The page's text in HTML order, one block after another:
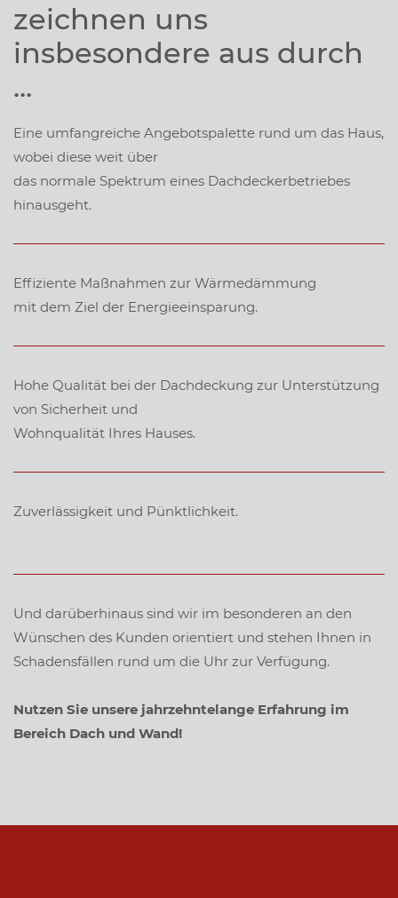
zeichnen uns
insbesondere aus durch
...
Eine umfangreiche Angebotspalette rund um das Haus,
wobei diese weit über
das normale Spektrum eines Dachdeckerbetriebes
hinausgeht.
Effiziente Maßnahmen zur Wärmedämmung
mit dem Ziel der Energieeinsparung.
Hohe Qualität bei der Dachdeckung zur Unterstützung
von Sicherheit und
Wohnqualität Ihres Hauses.
Zuverlässigkeit und Pünktlichkeit.
Und darüberhinaus sind wir im besonderen an den
Wünschen des Kunden orientiert und stehen Ihnen in
Schadensfällen rund um die Uhr zur Verfügung.
Nutzen Sie unsere jahrzehntelange Erfahrung im
Bereich Dach und Wand!